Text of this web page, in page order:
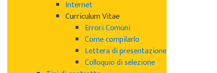
Internet
Curriculum Vitae
Errori Comuni
Come compilarlo
Lettera di presentazione
Colloquio di selezione